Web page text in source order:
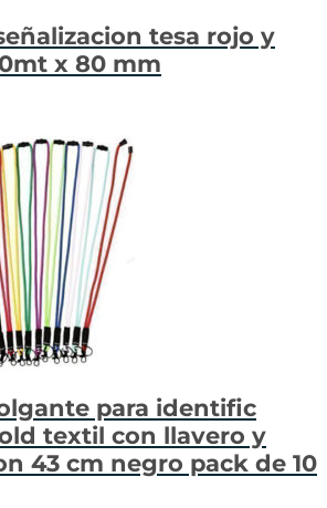
tesa rojo y
x 80 mm
para identific
textil con llavero y
43 cm negro pack de 10